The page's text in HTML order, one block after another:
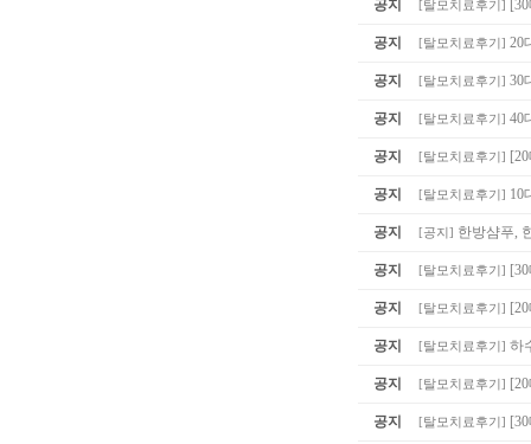
공지 [탈모치료후기 ]
공지 [탈모치료후기 ] 20
공지 [탈모치료후기 ] 30
공지 [탈모치료후기 ] 40
공지 [탈모치료후기 ]
공지 [탈모치료후기 ] 10
공지 [공지 ] 한방샴푸,
공지 [탈모치료후기 ]
공지 [탈모치료후기 ]
공지 [탈모치료후기 ] 하
공지 [탈모치료후기 ]
공지 [탈모치료후기 ]